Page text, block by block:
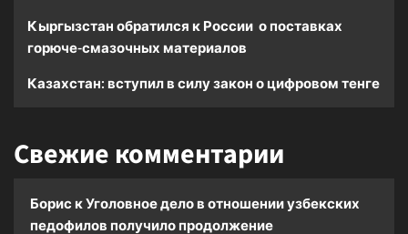
Кыргызстан обратился к России о поставках
горюче-смазочных материалов
Казахстан: вступил в силу закон о цифровом тенге
Свежие комментарии
Борис кУголовное дело в отношении узбекских
педофилов получило продолжение